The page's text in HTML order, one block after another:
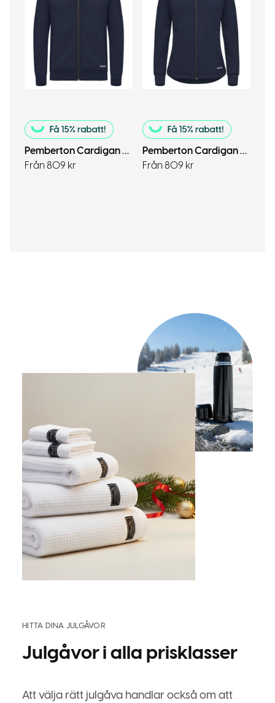
Pemberton Cardigan Full Zip Men
Från 809 kr
Pemberton Cardigan Full Zip Women
Från 809 kr
HITTA DINA JULGÅVOR
Julgåvor i alla prisklasser
Att välja rätt julgåva handlar också om att